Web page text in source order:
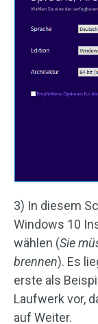
3) In diesem
Windows 10
wählen (Sie
brennen). Es
erste als
Laufwerk vor,
auf Weiter.